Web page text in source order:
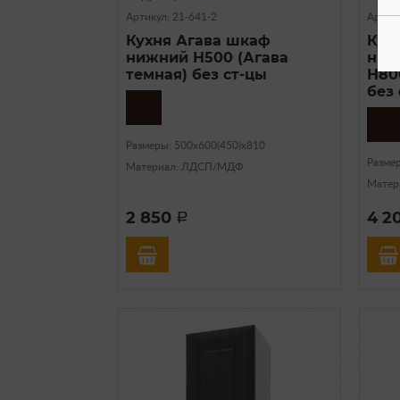
Артикул: 21-641-2
Кухня Агава шкаф
нижний Н500 (Агава
темная) без ст-цы
Размеры: 500х600(450)х810
Материал: ЛДСП/МДФ
2 850 a
без
4